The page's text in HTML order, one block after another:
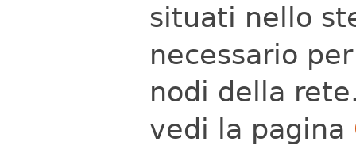
situati nello
necessario
nodi della
vedi la pagina